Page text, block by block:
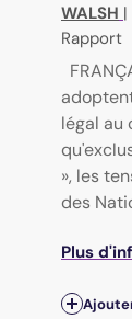
WALSH |
Rapport
légal au
», les
des
Plus